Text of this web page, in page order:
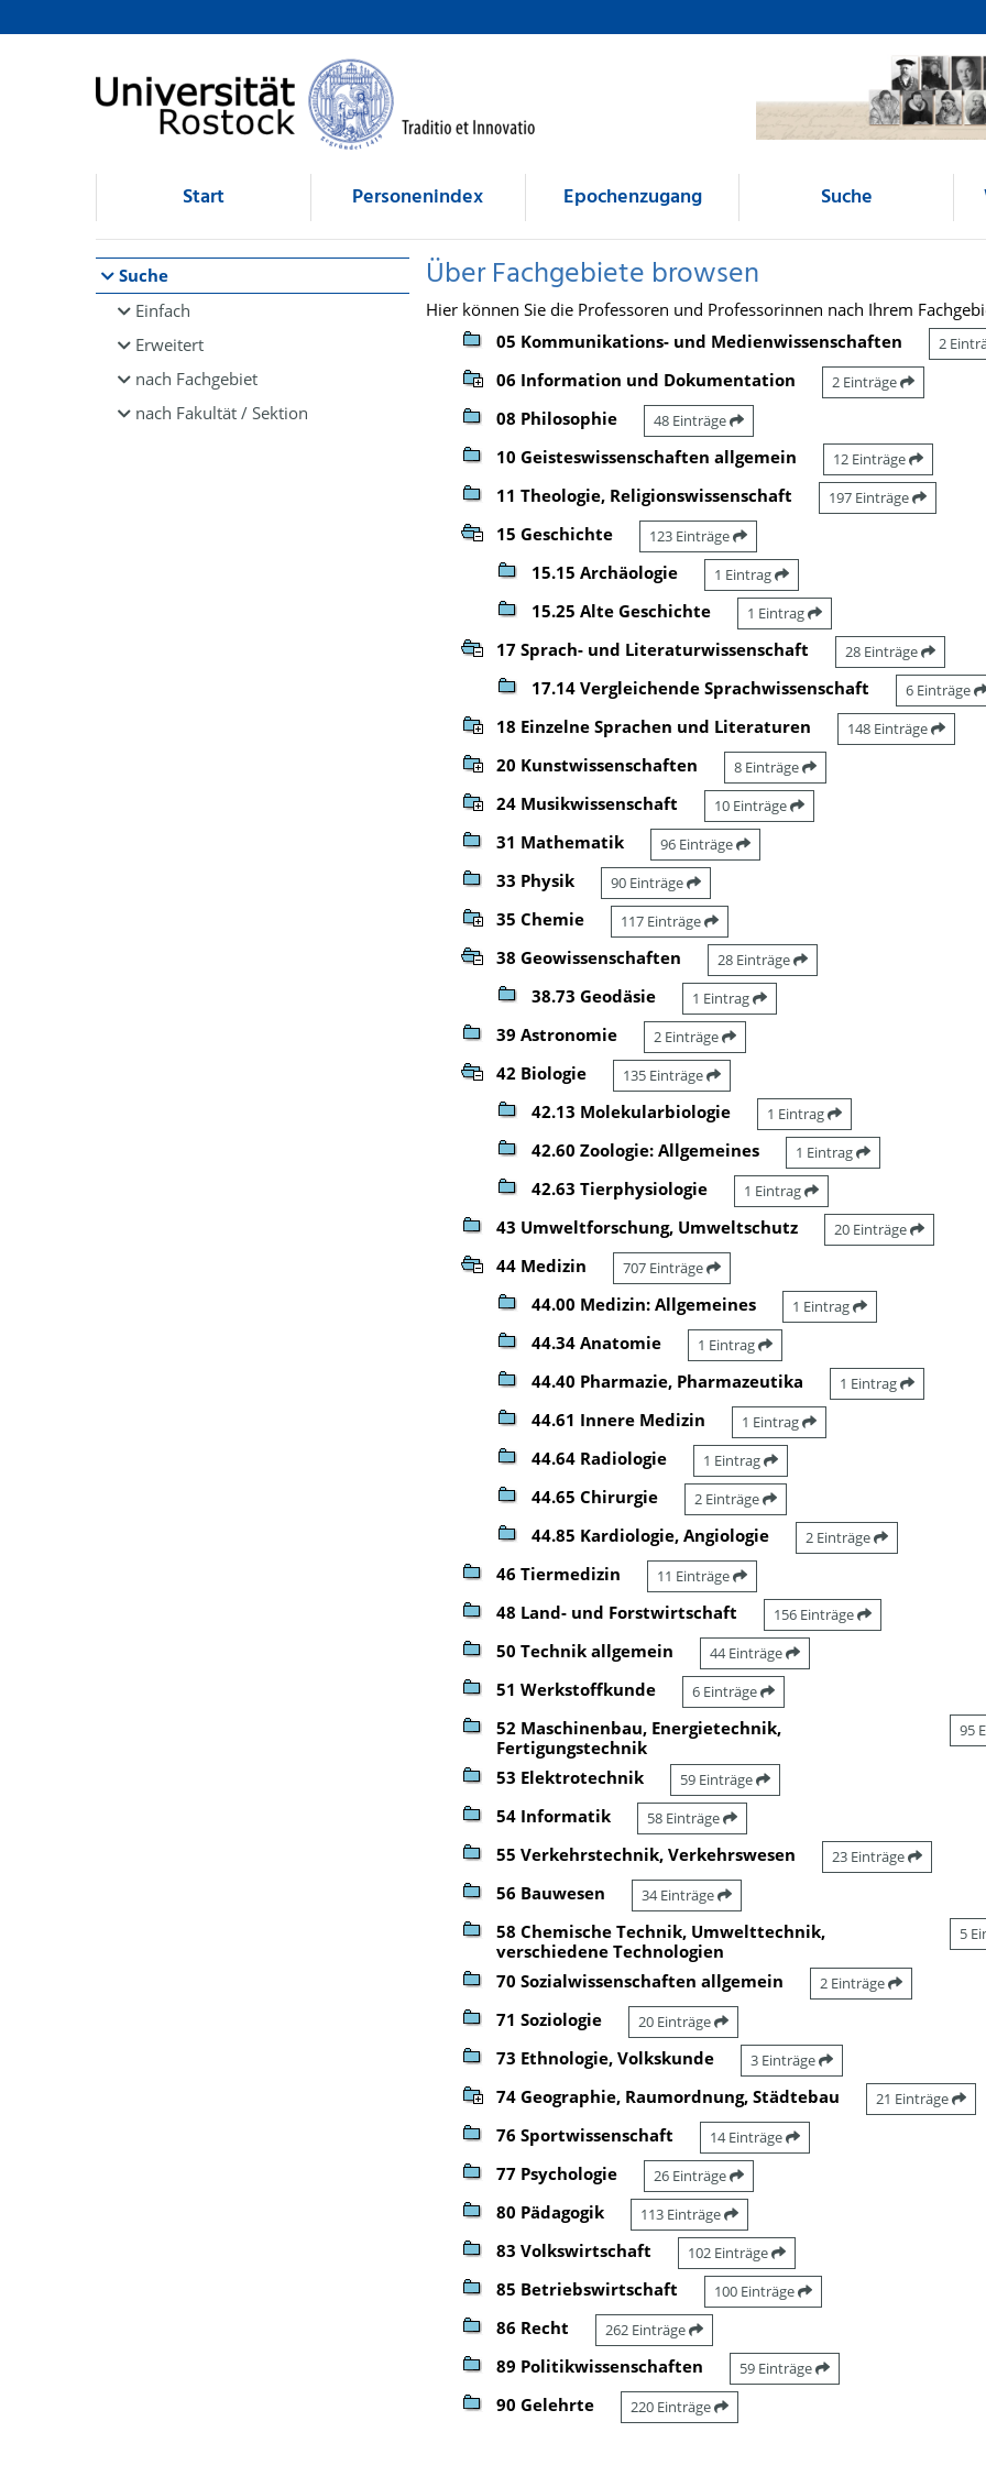
Browsen
direkt zum Inhalt
Start Personenindex Epochenzugang Suche
Suche
Einfach
Erweitert
nach Fachgebiet
nach Fakultät / Sektion
Über Fachgebiete browsen
Hier können Sie die Professoren und Professorinnen nach Ihrem
05 Kommunikations- und Medienwissenschaften
2
06 Information und Dokumentation 2 Einträge
08 Philosophie 48 Einträge
10 Geisteswissenschaften allgemein 12 Einträge
11 Theologie, Religionswissenschaft 197 Einträge
15 Geschichte 123 Einträge
15.15 Archäologie 1 Eintrag
15.25 Alte Geschichte 1 Eintrag
17 Sprach- und Literaturwissenschaft 28 Einträge
17.14 Vergleichende Sprachwissenschaft 6 Einträge
18 Einzelne Sprachen und Literaturen 148 Einträge
20 Kunstwissenschaften 8 Einträge
24 Musikwissenschaft 10 Einträge
31 Mathematik 96 Einträge
33 Physik 90 Einträge
35 Chemie 117 Einträge
38 Geowissenschaften 28 Einträge
38.73 Geodäsie 1 Eintrag
39 Astronomie 2 Einträge
42 Biologie 135 Einträge
42.13 Molekularbiologie 1 Eintrag
42.60 Zoologie: Allgemeines 1 Eintrag
42.63 Tierphysiologie 1 Eintrag
43 Umweltforschung, Umweltschutz 20 Einträge
44 Medizin 707 Einträge
44.00 Medizin: Allgemeines 1 Eintrag
44.34 Anatomie 1 Eintrag
44.40 Pharmazie, Pharmazeutika 1 Eintrag
44.61 Innere Medizin 1 Eintrag
44.64 Radiologie 1 Eintrag
44.65 Chirurgie 2 Einträge
44.85 Kardiologie, Angiologie 2 Einträge
46 Tiermedizin 11 Einträge
48 Land- und Forstwirtschaft 156 Einträge
50 Technik allgemein 44 Einträge
51 Werkstoffkunde 6 Einträge
52 Maschinenbau, Energietechnik,
Fertigungstechnik
95
53 Elektrotechnik 59 Einträge
54 Informatik 58 Einträge
55 Verkehrstechnik, Verkehrswesen 23 Einträge
56 Bauwesen 34 Einträge
58 Chemische Technik, Umwelttechnik,
verschiedene Technologien
5
70 Sozialwissenschaften allgemein 2 Einträge
71 Soziologie 20 Einträge
73 Ethnologie, Volkskunde 3 Einträge
74 Geographie, Raumordnung, Städtebau 21 Einträge
76 Sportwissenschaft 14 Einträge
77 Psychologie 26 Einträge
80 Pädagogik 113 Einträge
83 Volkswirtschaft 102 Einträge
85 Betriebswirtschaft 100 Einträge
86 Recht 262 Einträge
89 Politikwissenschaften 59 Einträge
90 Gelehrte 220 Einträge